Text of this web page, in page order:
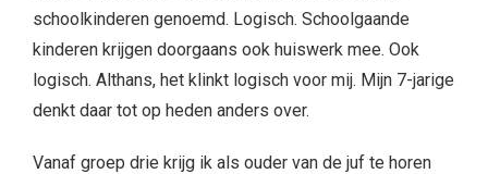
schoolkinderen genoemd. Logisch. Schoolgaande
kinderen krijgen doorgaans ook huiswerk mee. Ook
logisch. Althans, het klinkt logisch voor mij. Mijn 7-jarige
denkt daar tot op heden anders over.
Vanaf groep drie krijg ik als ouder van de juf te horen